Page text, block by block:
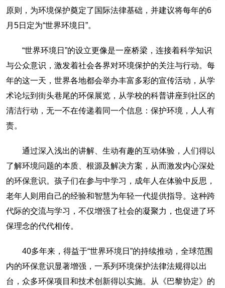
原则，为环境保护奠定了国际法律基础，并建议将每年的6
月5日定为“世界环境日”。
“世界环境日”的设立更像是一座桥梁，连接着科学知识
与公众意识，激发着社会各界对环境保护的关注与行动。每
年的这一天，世界各地都会举办丰富多彩的宣传活动，从学
术论坛到街头巷尾的环保展览，从学校的科普讲座到社区的
清洁行动，无一不在传递着同一个信息：保护环境，人人有
责。
通过深入浅出的讲解、生动有趣的互动体验，人们得以
了解环境问题的本质、根源及解决方案，从而激发内心深处
的环保意识。孩子们在参与中学习，成年人在体验中反思，
老年人则用自己的经验和智慧为年轻一代提供指导。这种跨
代际的交流与学习，不仅增强了社会的凝聚力，也促进了环
保理念的代代相传。
40多年来，得益于“世界环境日”的持续推动，全球范围
内的环保意识显著增强，一系列环境保护法律法规得以出
台，众多环保项目和技术创新得以实施。从《巴黎协定》的